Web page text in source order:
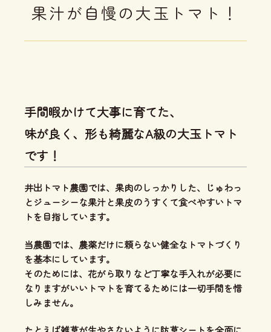
果汁が自慢の大玉トマト！
手間暇かけて大事に育てた、
味が良く、形も綺麗なA級の大玉トマト
です！
井出トマト農園では、 果肉のしっかりした、じゅわっ
とジューシーな果汁と果皮のうすくて食べやすいトマ
トを目指しています。
当農園では、 農薬だけに頼らない健全なトマトづくり
を基本にしています。
そのためには、花がら取りなど丁寧な手入れが必要に
なりますがいいトマトを育てるためには一切手間を惜
しみません。